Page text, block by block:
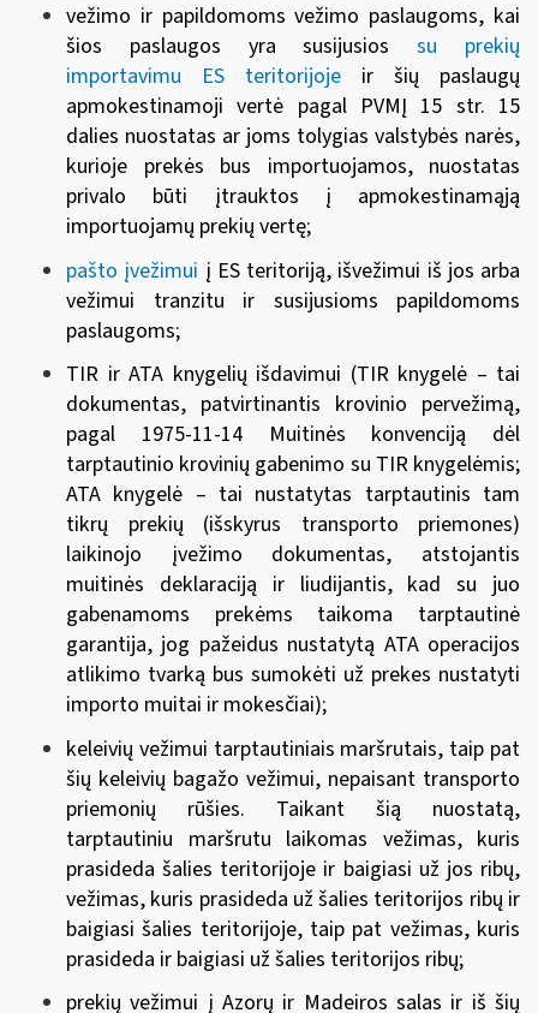
vežimo ir papildomoms vežimo paslaugoms, kai
šios paslaugos yra susijusiossu prekių
importavimu ES teritorijoje ir šių paslaugų
apmokestinamoji vertė pagal PVMĮ 15 str. 15
dalies nuostatas ar joms tolygias valstybės narės,
kurioje prekės bus importuojamos, nuostatas
privalo būti įtrauktos į apmokestinamąją
importuojamų prekių vertę;
pašto įvežimui į ES teritoriją, išvežimui iš jos arba
vežimui tranzitu ir susijusioms papildomoms
paslaugoms;
TIR ir ATA knygelių išdavimui (TIR knygelė – tai
dokumentas, patvirtinantis krovinio pervežimą,
pagal 1975-11-14 Muitinės konvenciją dėl
tarptautinio krovinių gabenimo su TIR knygelėmis;
ATA knygelė – tai nustatytas tarptautinis tam
tikrų prekių (išskyrus transporto priemones)
laikinojo įvežimo dokumentas, atstojantis
muitinės deklaraciją ir liudijantis, kad su juo
gabenamoms prekėms taikoma tarptautinė
garantija, jog pažeidus nustatytą ATA operacijos
atlikimo tvarką bus sumokėti už prekes nustatyti
importo muitai ir mokesčiai);
keleivių vežimui tarptautiniais maršrutais, taip pat
šių keleivių bagažo vežimui, nepaisant transporto
priemonių rūšies. Taikant šią nuostatą,
tarptautiniu maršrutu laikomas vežimas, kuris
prasideda šalies teritorijoje ir baigiasi už jos ribų,
vežimas, kuris prasideda už šalies teritorijos ribų ir
baigiasi šalies teritorijoje, taip pat vežimas, kuris
prasideda ir baigiasi už šalies teritorijos ribų;
prekių vežimui į Azorų ir Madeiros salas ir iš šių